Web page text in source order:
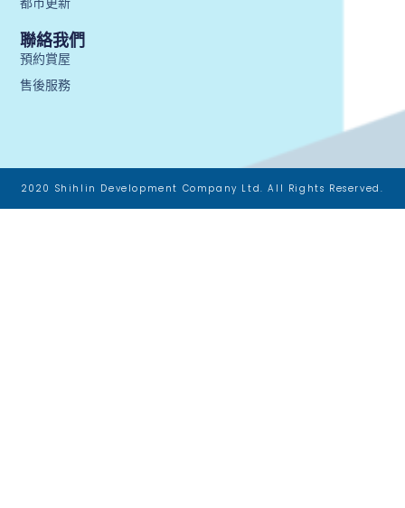
聯絡我們
預約賞屋
售後服務
2020 Shihlin Development Company Ltd. All Rights Reserved.